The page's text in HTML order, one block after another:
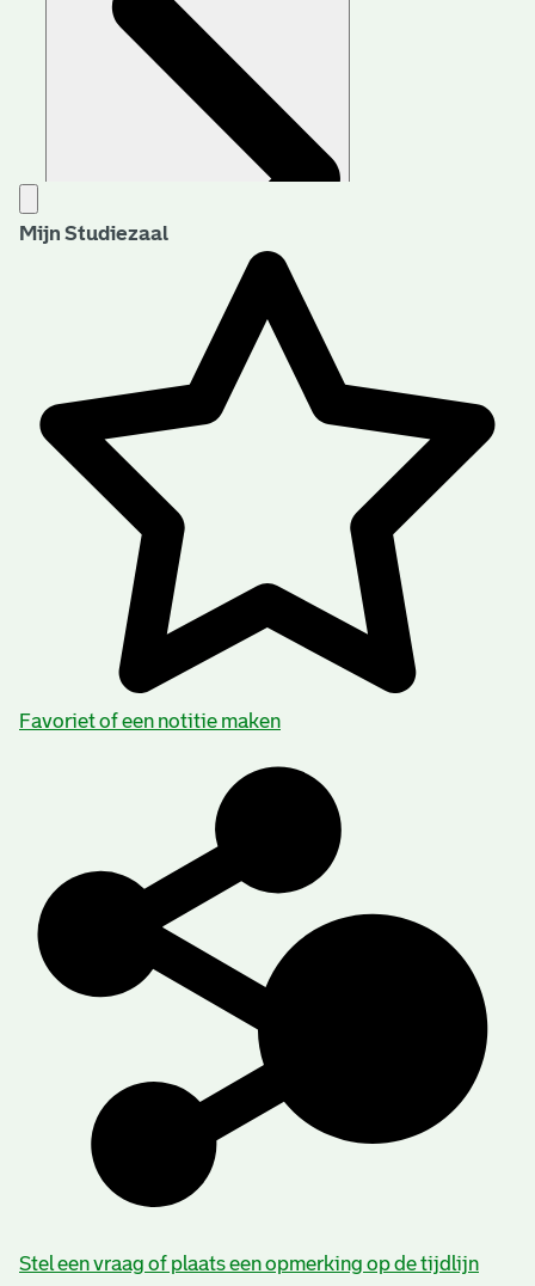
Aanwijzingen voor de gebruiker
Beschrijving van de series en archiefbestanddelen
Mijn Studiezaal
Favoriet of een notitie maken
Stel een vraag of plaats een opmerking op de tijdlijn